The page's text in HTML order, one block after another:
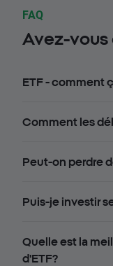
FAQ
Avez-vous
ETF - comment
Comment les
Peut-on perdre
Puis-je investir
Quelle est la
d'ETF?